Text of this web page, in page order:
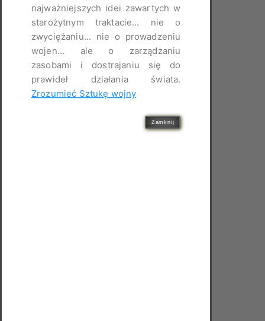
najważniejszych idei zawartych w
starożytnym traktacie... nie o
zwyciężaniu... nie o prowadzeniu
wojen... ale o zarządzaniu
zasobami i dostrajaniu się do
prawideł działania świata.
Zrozumieć Sztukę wojny
Zamknij